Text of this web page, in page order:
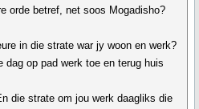
orde betref, net soos Mogadisho?
in die strate war jy woon en werk?
dag op pad werk toe en terug huis
die strate om jou werk daagliks die